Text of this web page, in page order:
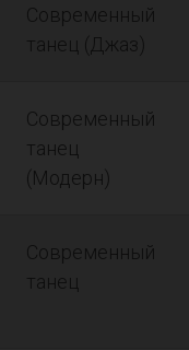
Современный
танец (Джаз)
Современный
танец
(Модерн)
Современный
танец